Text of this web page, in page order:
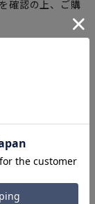
確認の上、ご購
の撮影時の環境
色味が異なる場
等により実際の
ざいます。予め
おります関係
発生し、ご注文